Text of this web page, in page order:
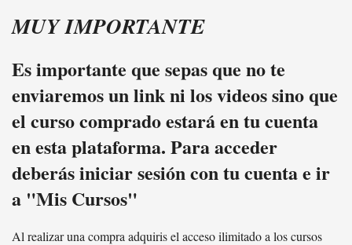
MUY IMPORTANTE
Es importante que sepas que no te
enviaremos un link ni los videos sino que
el curso comprado estará en tu cuenta
en esta plataforma. Para acceder
deberás iniciar sesión con tu cuenta e ir
a "Mis Cursos"
Al realizar una compra adquiris el acceso ilimitado a los cursos